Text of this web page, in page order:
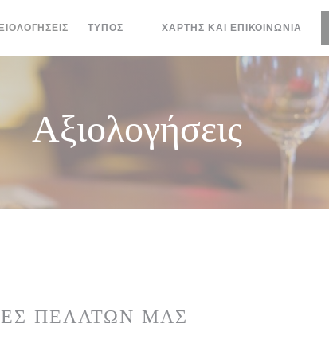
ΤΎΠΟΣ ΧΆΡΤΗΣ ΚΑΙ ΕΠΙΚΟΙΝΩΝΊΑ
Αξιολογήσεις
ΠΕΛΑΤΏΝ ΜΑΣ